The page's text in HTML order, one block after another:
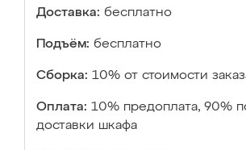
Доставка: бесплатно
Подъём: бесплатно
Сборка: 10% от стоимости
Оплата: 10% предоплата, 90%
доставки шкафа